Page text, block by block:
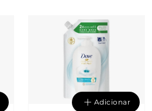
Adicionar